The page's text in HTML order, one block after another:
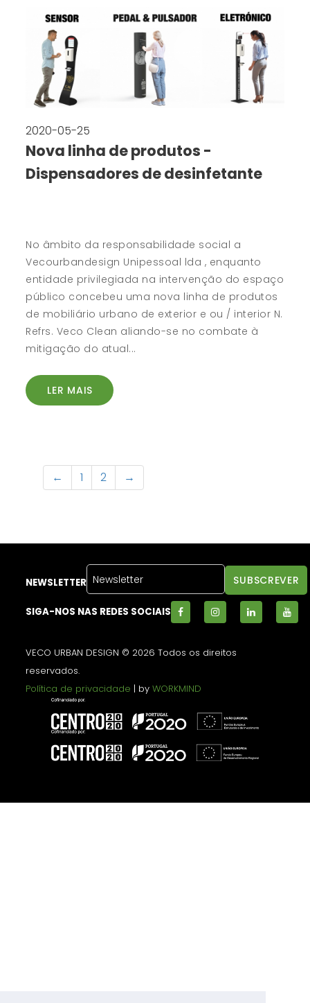
2020-05-25
Nova linha de produtos -
Dispensadores de desinfetante
No âmbito da responsabilidade social a
Vecourbandesign Unipessoal lda , enquanto
entidade privilegiada na intervenção do espaço
público concebeu uma nova linha de produtos
de mobiliário urbano de exterior e ou / interior N.
Refrs. Veco Clean aliando-se no combate à
mitigação do atual...
LER MAIS
← 1 2 →
NEWSLETTER
SIGA-NOS NAS REDES SOCIAIS
VECO URBAN DESIGN © 2026 Todos os direitos
reservados.
Política de privacidade | byWORKMIND